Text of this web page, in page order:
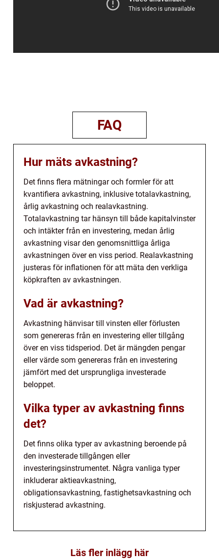
FAQ
Hur mäts avkastning?
Det finns flera mätningar och formler för att
kvantifiera avkastning, inklusive totalavkastning,
årlig avkastning och realavkastning.
Totalavkastning tar hänsyn till både kapitalvinster
och intäkter från en investering, medan årlig
avkastning visar den genomsnittliga årliga
avkastningen över en viss period. Realavkastning
justeras för inflationen för att mäta den verkliga
köpkraften av avkastningen.
Vad är avkastning?
Avkastning hänvisar till vinsten eller förlusten
som genereras från en investering eller tillgång
över en viss tidsperiod. Det är mängden pengar
eller värde som genereras från en investering
jämfört med det ursprungliga investerade
beloppet.
Vilka typer av avkastning finns
det?
Det finns olika typer av avkastning beroende på
den investerade tillgången eller
investeringsinstrumentet. Några vanliga typer
inkluderar aktieavkastning,
obligationsavkastning, fastighetsavkastning och
riskjusterad avkastning.
Läs fler inlägg här